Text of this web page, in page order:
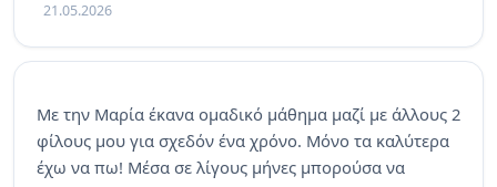
21.05.2026
Με την Μαρία έκανα ομαδικό μάθημα μαζί με άλλους 2
φίλους μου για σχεδόν ένα χρόνο. Μόνο τα καλύτερα
έχω να πω! Μέσα σε λίγους μήνες μπορούσα να